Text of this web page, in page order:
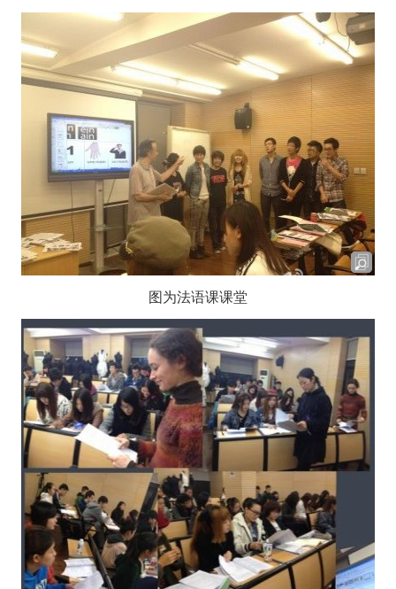
图为法语课课堂